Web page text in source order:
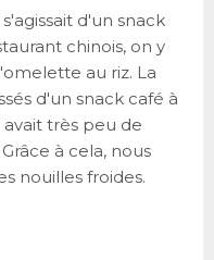
d'un snack
chinois, on y
au riz. La
d'un snack café à
très peu de
à cela, nous
nouilles froides.